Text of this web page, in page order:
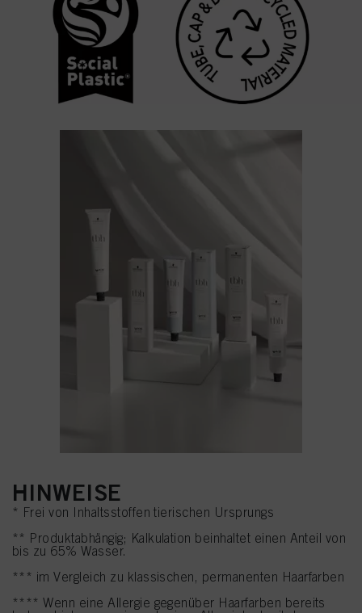
HINWEISE
* Frei von Inhaltsstoffen tierischen Ursprungs
** Produktabhängig; Kalkulation beinhaltet einen Anteil von
bis zu 65% Wasser.
*** im Vergleich zu klassischen, permanenten Haarfarben
**** Wenn eine Allergie gegenüber Haarfarben bereits